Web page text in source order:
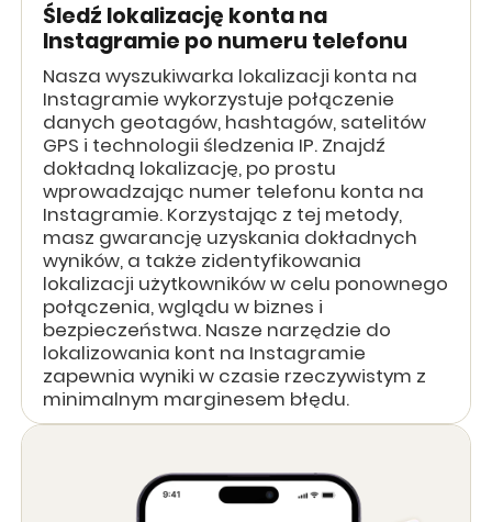
Śledź lokalizację konta na
Instagramie po numeru telefonu
Nasza wyszukiwarka lokalizacji konta na
Instagramie wykorzystuje połączenie
danych geotagów, hashtagów, satelitów
GPS i technologii śledzenia IP. Znajdź
dokładną lokalizację, po prostu
wprowadzając numer telefonu konta na
Instagramie. Korzystając z tej metody,
masz gwarancję uzyskania dokładnych
wyników, a także zidentyfikowania
lokalizacji użytkowników w celu ponownego
połączenia, wglądu w biznes i
bezpieczeństwa. Nasze narzędzie do
lokalizowania kont na Instagramie
zapewnia wyniki w czasie rzeczywistym z
minimalnym marginesem błędu.